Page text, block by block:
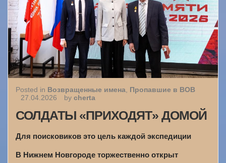
Posted in Возвращенные имена Пропавшие в ВОВ
27.04.2026
by cherta
СОЛДАТЫ «ПРИХОДЯТ» ДОМОЙ
Для поисковиков это цель каждой экспедиции
В Нижнем Новгороде торжественно открыт